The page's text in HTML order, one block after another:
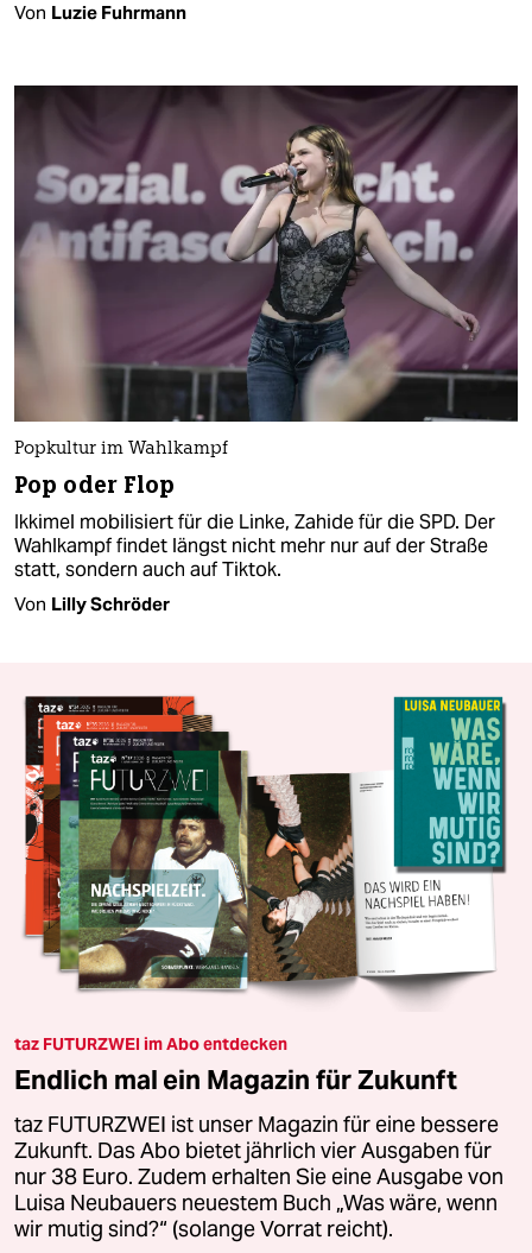
Von Luzie Fuhrmann
Popkultur im Wahlkampf
Pop oder Flop
Ikkimel mobilisiert für die Linke, Zahide für die SPD. Der
Wahlkampf findet längst nicht mehr nur auf der Straße
statt, sondern auch auf Tiktok.
Von Lilly Schröder
taz FUTURZWEI im Abo entdecken
Endlich mal ein Magazin für Zukunft
taz FUTURZWEI ist unser Magazin für eine bessere
Zukunft. Das Abo bietet jährlich vier Ausgaben für
nur 38 Euro. Zudem erhalten Sie eine Ausgabe von
Luisa Neubauers neuestem Buch „Was wäre, wenn
wir mutig sind?“ (solange Vorrat reicht).